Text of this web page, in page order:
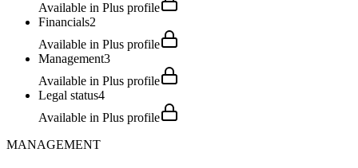
Available in Plus profile
Financials2
Available in Plus profile
Management3
Available in Plus profile
Legal status4
Available in Plus profile
MANAGEMENT